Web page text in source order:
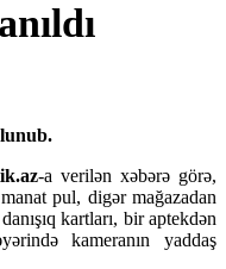
-a verilən xəbərə görə,
pul, digər mağazadan
kartları, bir aptekdən
kameranın yaddaş